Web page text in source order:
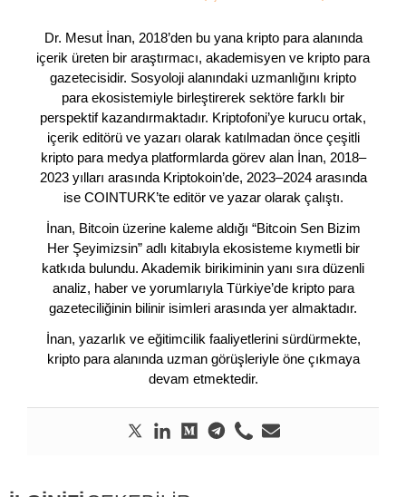
Dr. Mesut İnan, 2018’den bu yana kripto para alanında
içerik üreten bir araştırmacı, akademisyen ve kripto para
gazetecisidir. Sosyoloji alanındaki uzmanlığını kripto
para ekosistemiyle birleştirerek sektöre farklı bir
perspektif kazandırmaktadır. Kriptofoni’ye kurucu ortak,
içerik editörü ve yazarı olarak katılmadan önce çeşitli
kripto para medya platformlarda görev alan İnan, 2018–
2023 yılları arasında Kriptokoin’de, 2023–2024 arasında
ise COINTURK’te editör ve yazar olarak çalıştı.
İnan, Bitcoin üzerine kaleme aldığı “Bitcoin Sen Bizim
Her Şeyimizsin” adlı kitabıyla ekosisteme kıymetli bir
katkıda bulundu. Akademik birikiminin yanı sıra düzenli
analiz, haber ve yorumlarıyla Türkiye’de kripto para
gazeteciliğinin bilinir isimleri arasında yer almaktadır.
İnan, yazarlık ve eğitimcilik faaliyetlerini sürdürmekte,
kripto para alanında uzman görüşleriyle öne çıkmaya
devam etmektedir.